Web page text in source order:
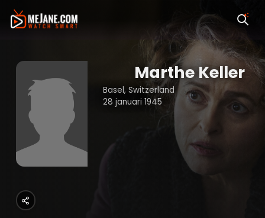
Marthe Keller
Basel, Switzerland
28 januari 1945